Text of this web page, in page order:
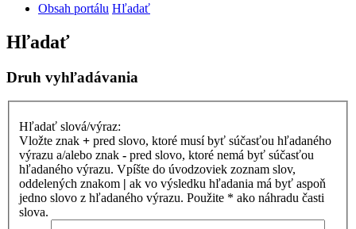
Obsah portálu Hľadať
Hľadať
Druh vyhľadávania
Hľadať slová/výraz:
Vložte znak + pred slovo, ktoré musí byť súčasťou hľadaného
výrazu a/alebo znak - pred slovo, ktoré nemá byť súčasťou
hľadaného výrazu. Vpíšte do úvodzoviek zoznam slov,
oddelených znakom | ak vo výsledku hľadania má byť aspoň
jedno slovo z hľadaného výrazu. Použite * ako náhradu časti
slova.